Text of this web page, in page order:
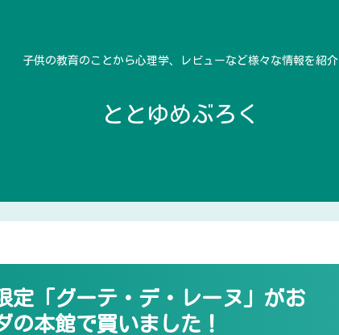
子供の教育のことから心理学、レビューなど様々な情報を紹介
ととゆめぶろく
定「グーテ・デ・レーヌ」がお
本館で買いました！